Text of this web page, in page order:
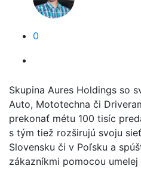
0
Skupina Aures Holdings so
Auto, Mototechna či
prekonať métu 100 tisíc
s tým tiež rozširujú svoju
Slovensku či v Poľsku a
zákazníkmi pomocou